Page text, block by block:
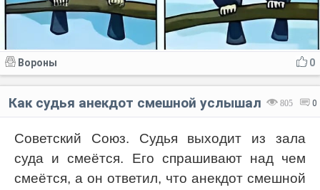
0
Вороны
805 0
Как судья анекдот смешной услышал
Советский Союз. Судья выходит из зала
суда и смеётся. Его спрашивают над чем
смеётся, а он ответил, что анекдот смешной